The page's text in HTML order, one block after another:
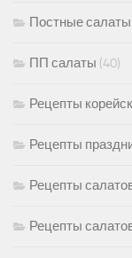
Постные салаты
ПП салаты (40)
Рецепты
Рецепты
Рецепты
Рецепты